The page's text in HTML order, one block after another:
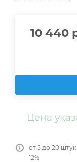
10 440
Цена
от 5 до 20
12%